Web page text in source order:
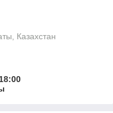
Казахстан